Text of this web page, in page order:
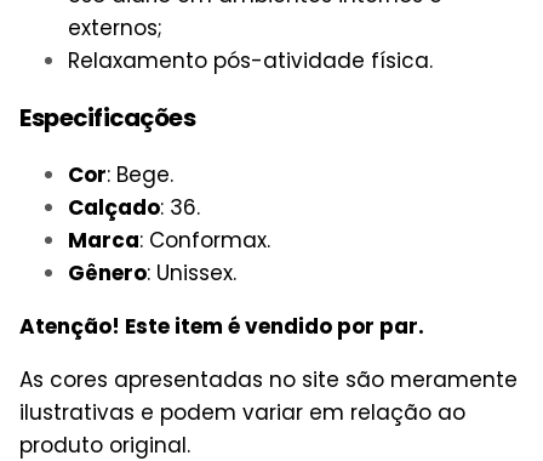
externos;
Relaxamento pós-atividade física.
Especificações
Cor: Bege.
Calçado: 36.
Marca: Conformax.
Gênero: Unissex.
Atenção! Este item é vendido por par.
As cores apresentadas no site são meramente
ilustrativas e podem variar em relação ao
produto original.